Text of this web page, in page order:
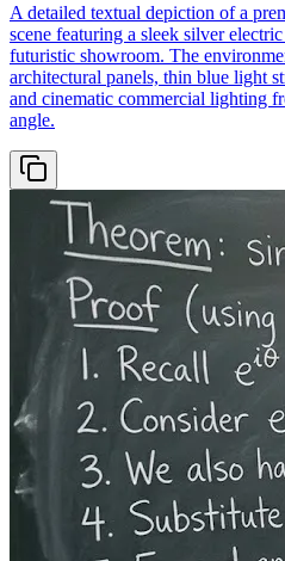
A detailed textual depiction of a
scene featuring a sleek silver
futuristic showroom. The
architectural panels, thin blue light
and cinematic commercial lighting
angle.